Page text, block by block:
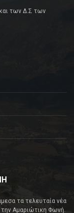
των Δ.Σ των
τα τελευταία νέα
Αμαριώτικη Φωνή.